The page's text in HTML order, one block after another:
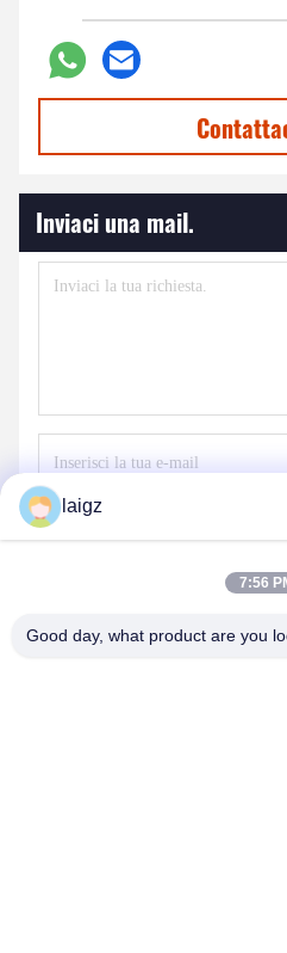
Inviaci una mail.
laigz
7:56
Good day, what product are you